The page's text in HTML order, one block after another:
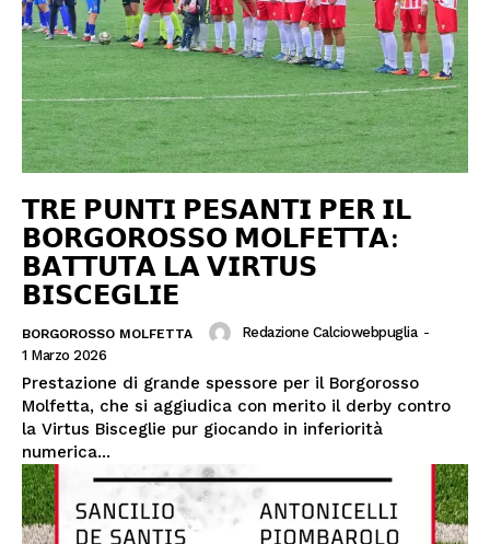
𝗧𝗥𝗘 𝗣𝗨𝗡𝗧𝗜 𝗣𝗘𝗦𝗔𝗡𝗧𝗜 𝗣𝗘𝗥 𝗜𝗟
𝗕𝗢𝗥𝗚𝗢𝗥𝗢𝗦𝗦𝗢 𝗠𝗢𝗟𝗙𝗘𝗧𝗧𝗔:
𝗕𝗔𝗧𝗧𝗨𝗧𝗔 𝗟𝗔 𝗩𝗜𝗥𝗧𝗨𝗦
𝗕𝗜𝗦𝗖𝗘𝗚𝗟𝗜𝗘
BORGOROSSO MOLFETTA Redazione Calciowebpuglia -
1 Marzo 2026
Prestazione di grande spessore per il Borgorosso
Molfetta, che si aggiudica con merito il derby contro
la Virtus Bisceglie pur giocando in inferiorità
numerica...